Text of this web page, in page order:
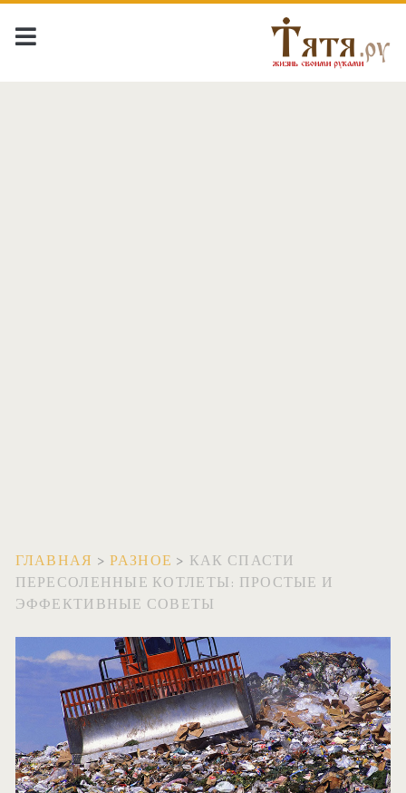
ГЛАВНАЯ >РАЗНОЕ > КАК СПАСТИ
ПЕРЕСОЛЕННЫЕ КОТЛЕТЫ: ПРОСТЫЕ И
ЭФФЕКТИВНЫЕ СОВЕТЫ